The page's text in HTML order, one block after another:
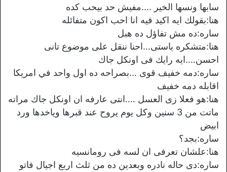
سابها ونسها الخير ….مفيش حد بيحب كده
هنا:بقولك ايه اكيد فيه انا احب اكون متفائله
ساره:ده مش تفاؤل ده هبل
هنا:متشكره ياستى…احنا ننقل على موضوع تانى
احسن….ايه رايك فى اونكل جاك
ساره:دمه خفيف قوى …بصراحه ده اول واحد في امريكا
اقابله دمه خفيف
هنا:هو فعلا زى العسل ….انتى عارفه ان اونكل جاك مراته
ماتت من 3 سنين وكل يوم يروح عند قبرها وياخدها ورد
ابيض
ساره:بجد؟
هنا:علشان تعرفى ان لسه فى رومانسيه
ساره:دى حاله نادره وبعدين ده من ثلث اربع اجيال فاتو